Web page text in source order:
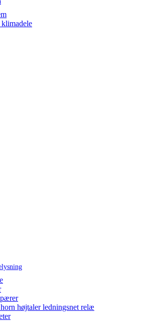
højtaler ledningsnet relæ